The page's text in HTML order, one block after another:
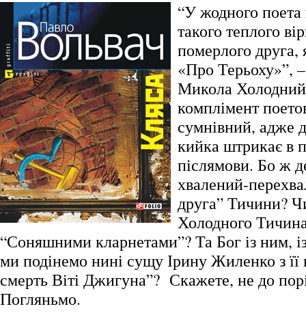
“У жодного
такого теплого
померлого друга,
«Про Терьоху»”, –
Микола
комплімент
сумнівний, адже
кийка штрикає в
післямови. Бо ж
хвалений-
друга” Тичини?
Холодного
“Соняшними кларнетами”? Та Бог із ним,
ми подінемо нині сущу Ірину Жиленко з
смерть Віті Джигуна”? Скажете, не до
Погляньмо.